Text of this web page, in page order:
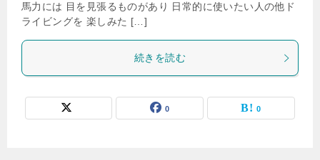
馬力には 目を見張るものがあり 日常的に使いたい人の他ド
ライビングを 楽しみた […]
続きを読む
0 0